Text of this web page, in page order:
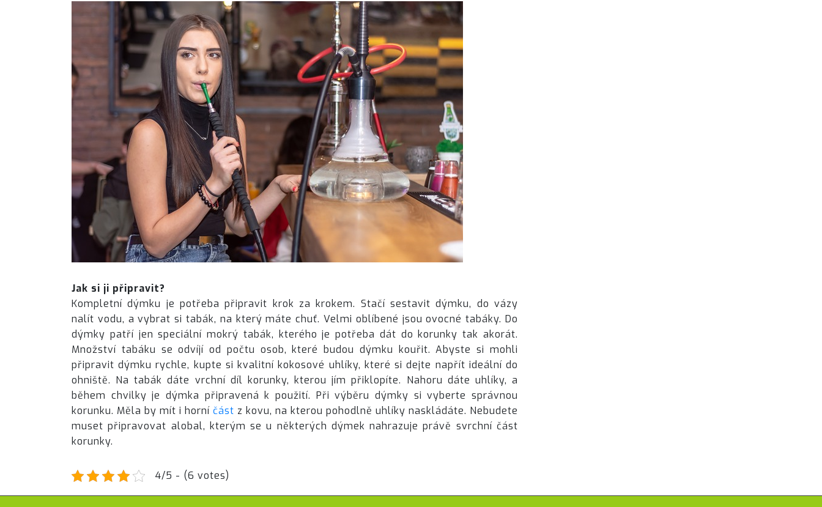
Jak si ji připravit?
Kompletní dýmku je potřeba připravit krok za krokem. Stačí sestavit dýmku, do vázy
nalít vodu, a vybrat si tabák, na který máte chuť. Velmi oblíbené jsou ovocné tabáky. Do
dýmky patří jen speciální mokrý tabák, kterého je potřeba dát do korunky tak akorát.
Množství tabáku se odvíjí od počtu osob, které budou dýmku kouřit.Abyste si mohli
připravit dýmku rychle, kupte si kvalitní kokosové uhlíky, které si dejte napřít ideální do
ohniště. Na tabák dáte vrchní díl korunky, kterou jím přiklopíte. Nahoru dáte uhlíky, a
během chvilky je dýmka připravená k použití. Při výběru dýmky si vyberte správnou
korunku. Měla by mít i horní část z kovu, na kterou pohodlně uhlíky naskládáte. Nebudete
muset připravovat alobal, kterým se u některých dýmek nahrazuje právě svrchní část
korunky.
4/5 - (6 votes)